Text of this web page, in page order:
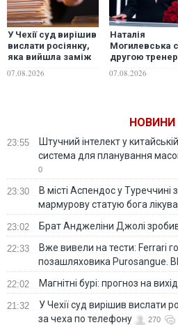
У Чехії суд вирішив
вислати росіянку,
яка вийшла заміж
телефону
07.08.2026
Наталія
Могилевська
другою
"Голос країни"
07.08.2026
НОВИНИ
23:55
Штучний інтелект у
система для планування
0
23:30
В місті Аспендос у
мармурову статую бога
23:02 Брат Анджеліни Джолі
22:33
Вже вивели на тести: Ferrari
позашляховика Purosangue.
22:02 Магнітні бурі: прогноз на
21:32
У Чехії суд вирішив вислати
за чеха по телефону
270